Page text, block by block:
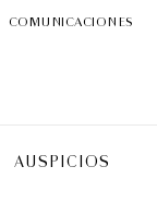
COMUNICACIONES
AUSPICIOS